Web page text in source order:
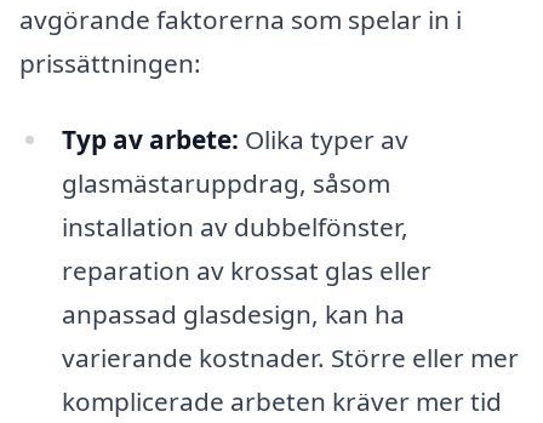
avgörande faktorerna som spelar in i
prissättningen:
Typ av arbete: Olika typer av
glasmästaruppdrag, såsom
installation av dubbelfönster,
reparation av krossat glas eller
anpassad glasdesign, kan ha
varierande kostnader. Större eller mer
komplicerade arbeten kräver mer tid